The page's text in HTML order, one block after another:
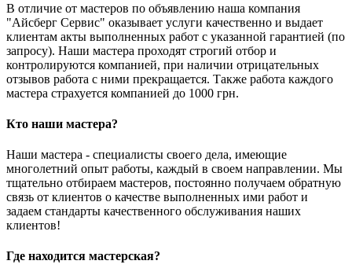
В отличие от мастеров по объявлению наша компания
"Айсберг Сервис" оказывает услуги качественно и выдает
клиентам акты выполненных работ с указанной гарантией (по
запросу). Наши мастера проходят строгий отбор и
контролируются компанией, при наличии отрицательных
отзывов работа с ними прекращается. Также работа каждого
мастера страхуется компанией до 1000 грн.
Кто наши мастера?
Наши мастера - специалисты своего дела, имеющие
многолетний опыт работы, каждый в своем направлении. Мы
тщательно отбираем мастеров, постоянно получаем обратную
связь от клиентов о качестве выполненных ими работ и
задаем стандарты качественного обслуживания наших
клиентов!
Где находится мастерская?